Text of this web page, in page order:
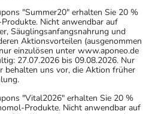
"Summer20" erhalten Sie 20 %
Nicht anwendbar auf
Säuglingsanfangsnahrung und
Aktionsvorteilen (ausgenommen
einzulösen unter www.aponeo.de
27.07.2026 bis 09.08.2026. Nur
behalten uns vor, die Aktion früher
"Vital2026" erhalten Sie 20 %
Produkte. Nicht anwendbar auf